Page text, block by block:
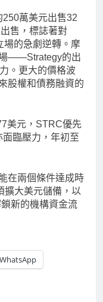
萬美元出售32
售，標誌著對
場的急劇逆轉。摩
——Strategy的出
。更大的價格波
股權和債務融資的
美元，STRC優先
臨壓力，年初至
在兩個條件達成時
擴大美元儲備，以
新的機構資金流
WhatsApp